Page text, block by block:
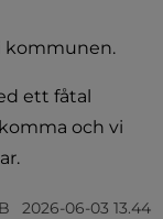
kommunen.
ett fåtal
och vi
Datum fil
i nytt
2026-06-03 13.44